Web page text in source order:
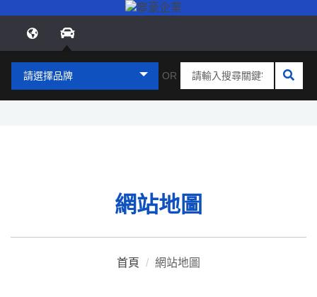
請選擇品牌 OR
網站地圖
首頁 / 網站地圖